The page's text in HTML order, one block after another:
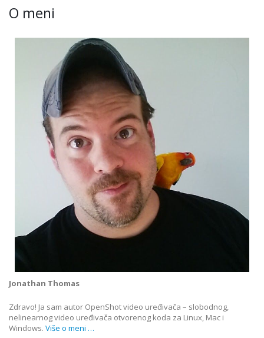
O meni
Jonathan Thomas
Zdravo! Ja sam autor OpenShot video uređivača – slobodnog,
nelinearnog video uređivača otvorenog koda za Linux, Mac i
Windows. Više o meni …